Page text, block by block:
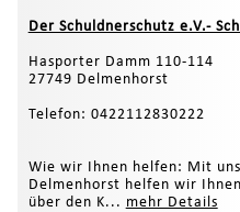
Der Schuldnerschutz e.V.-
Hasporter Damm 110-114
27749 Delmenhorst
Telefon: 0422112830222
Wie wir Ihnen helfen: Mit
Delmenhorst helfen wir
über den K... mehr Details